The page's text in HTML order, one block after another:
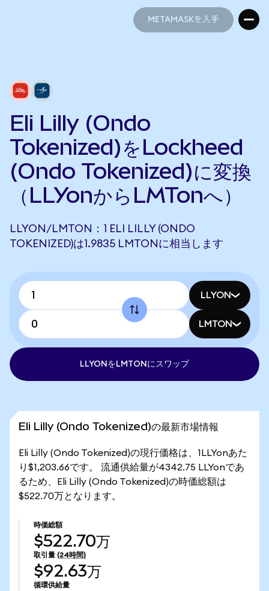
METAMASKを入手
Eli Lilly (Ondo
Tokenized)をLockheed
(Ondo Tokenized)に変換
（LLYonからLMTonへ）
LLYON/LMTON：1 ELI LILLY (ONDO
TOKENIZED)は1.9835 LMTONに相当します
LLYON
LMTON
LLYONをLMTONにスワップ
Eli Lilly (Ondo Tokenized)の最新市場情報
Eli Lilly (Ondo Tokenized)の現行価格は、1LLYonあた
り$1,203.66です。 流通供給量が4342.75 LLYonであ
るため、Eli Lilly (Ondo Tokenized)の時価総額は
$522.70万となります。
時価総額
$522.70万
取引量 (24時間)
$92.63万
循環供給量